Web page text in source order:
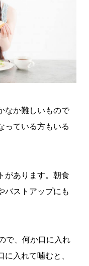
なか難しいもので
っている方もいる
があります。朝食
バストアップにも
で、何か口に入れ
入れて噛むと、